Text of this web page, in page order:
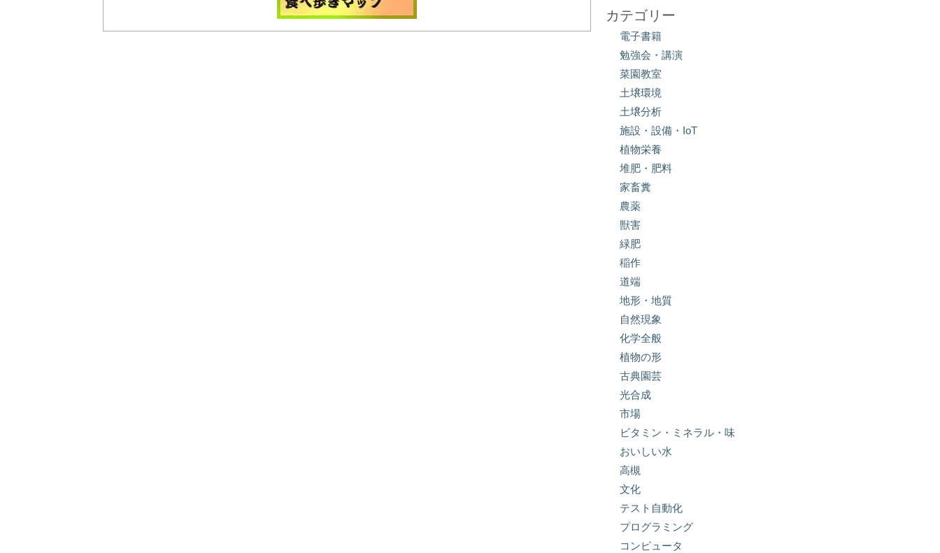
カテゴリー
電子書籍
勉強会・講演
菜園教室
土壌環境
土壌分析
施設・設備・IoT
植物栄養
堆肥・肥料
家畜糞
農薬
獣害
緑肥
稲作
道端
地形・地質
自然現象
化学全般
植物の形
古典園芸
光合成
市場
ビタミン・ミネラル・味
おいしい水
高槻
文化
テスト自動化
プログラミング
コンピュータ